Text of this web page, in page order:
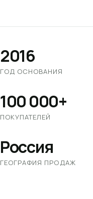
2016
ГОД ОСНОВАНИЯ
100 000+
ПОКУПАТЕЛЕЙ
Россия
ГЕОГРАФИЯ ПРОДАЖ